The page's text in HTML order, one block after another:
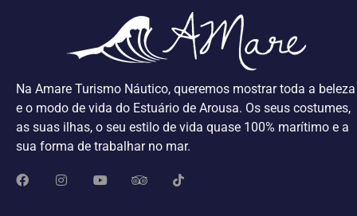
Na Amare Turismo Náutico, queremos mostrar toda a beleza
e o modo de vida do Estuário de Arousa. Os seus costumes,
as suas ilhas, o seu estilo de vida quase 100% marítimo e a
sua forma de trabalhar no mar.